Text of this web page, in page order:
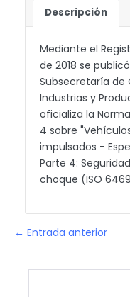
Descripción
Mediante el
de 2018 se
Subsecretaría de
Industrias y
oficializa la
4 sobre
impulsados -
Parte 4:
choque (ISO
← Entrada anterior